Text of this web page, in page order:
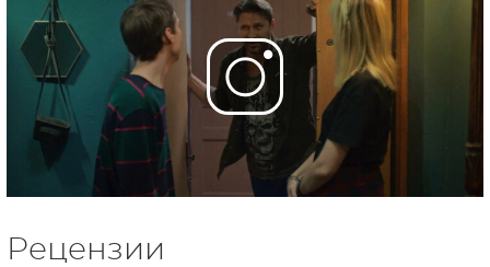
Рецензии